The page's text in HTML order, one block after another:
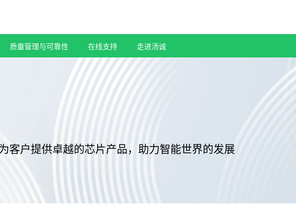
质量管理与可靠性 在线支持 走进汤诚
客户提供卓越的芯片产品，助力智能世界的发展